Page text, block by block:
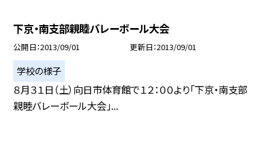
下京・南支部親睦バレーボール大会
公開日 2013/09/01 更新日 2013/09/01
学校の様子
８月３１日（土）向日市体育館で１２：００より「下京・南支部
親睦バレーボール大会」...